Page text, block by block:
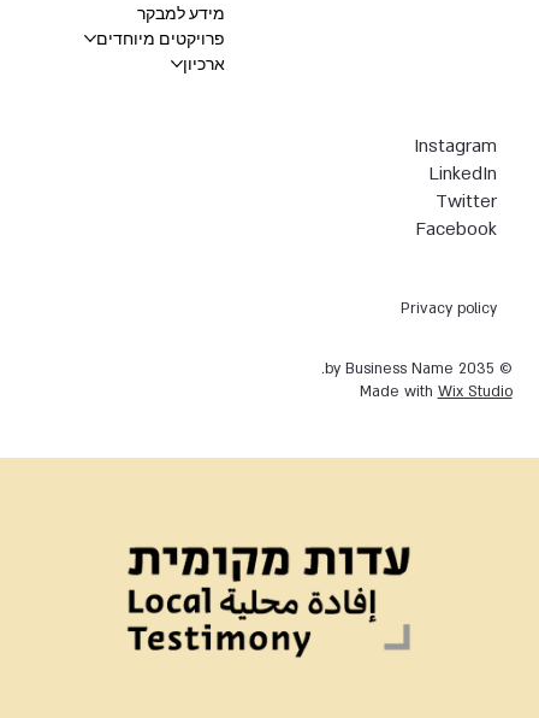
Privacy policy
© 2035 by Business Name.
Made with Wix Studio
Instagram
LinkedIn
Twitter
Facebook
מידע למבקר
פרויקטים מיוחדים
ארכיון